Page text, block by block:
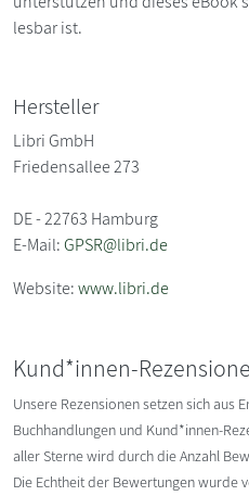
lesbar ist.
Hersteller
Libri GmbH
Friedensallee 273
DE - 22763 Hamburg
E-Mail:GPSR@libri.de
Website:www.libri.de
Kund*innen-
Unsere Rezensionen setzen sich aus
Buchhandlungen und Kund*innen-
aller Sterne wird durch die Anzahl
Die Echtheit der Bewertungen wurde